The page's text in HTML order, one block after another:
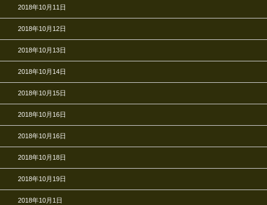
2018年10月11日
2018年10月12日
2018年10月13日
2018年10月14日
2018年10月15日
2018年10月16日
2018年10月16日
2018年10月18日
2018年10月19日
2018年10月1日